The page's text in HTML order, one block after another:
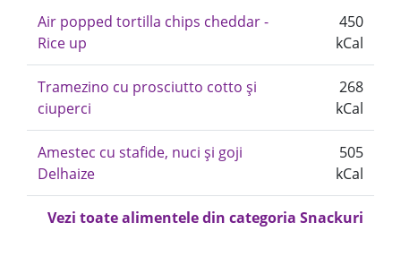
Air popped tortilla chips cheddar -
Rice up
450
kCal
Tramezino cu prosciutto cotto și
ciuperci
268
kCal
Amestec cu stafide, nuci și goji
Delhaize
505
kCal
Vezi toate alimentele din categoria Snackuri